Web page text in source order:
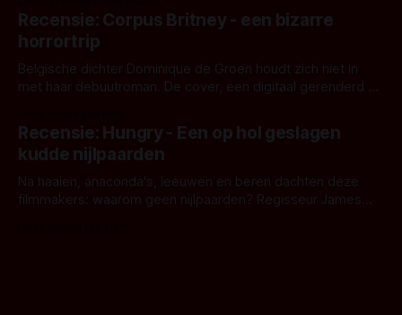
'Skeletons', een nieuwe creature feature waarvoor de
opnames zijn gestart in Australië.
Recensie: Corpus Britney - een bizarre
horrortrip
Belgische dichter Dominique de Groen houdt zich niet in
met haar debuutroman. De cover, een digitaal gerenderd en
achtergrond, belooft iets kleurrijks maar onheilspellends,
iets ongrijpbaars. En dat maakt De Groen met ieder woord
waar.
Recensie: Hungry - Een op hol geslagen
kudde nijlpaarden
Na haaien, anaconda's, leeuwen en beren dachten deze
filmmakers: waarom geen nijlpaarden? Regisseur James